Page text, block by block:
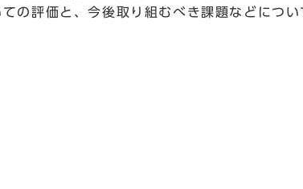
の評価と、今後取り組むべき課題などについ